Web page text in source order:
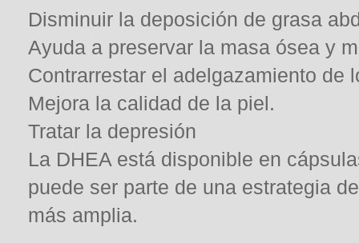
Disminuir la deposición de grasa
Ayuda a preservar la masa ósea y
Contrarrestar el adelgazamiento de
Mejora la calidad de la piel.
Tratar la depresión
La DHEA está disponible en
puede ser parte de una estrategia
más amplia.